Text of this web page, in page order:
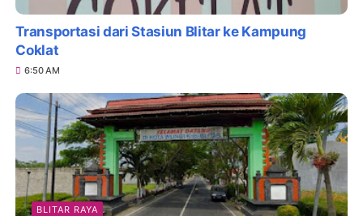
Transportasi dari Stasiun Blitar ke Kampung
Coklat
6:50 AM
BLITAR RAYA